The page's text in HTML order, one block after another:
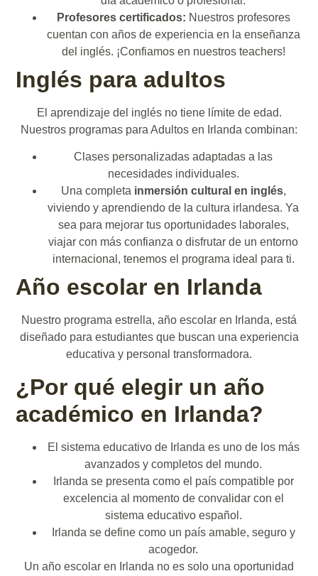
Profesores certificados: Nuestros profesores
cuentan con años de experiencia en la enseñanza
del inglés. ¡Confiamos en nuestros teachers!
Inglés para adultos
El aprendizaje del inglés no tiene límite de edad.
Nuestros programas para Adultos en Irlanda combinan:
Clases personalizadas adaptadas a las
necesidades individuales.
Una completa inmersión cultural en inglés,
viviendo y aprendiendo de la cultura irlandesa. Ya
sea para mejorar tus oportunidades laborales,
viajar con más confianza o disfrutar de un entorno
internacional, tenemos el programa ideal para ti.
Año escolar en Irlanda
Nuestro programa estrella, año escolar en Irlanda, está
diseñado para estudiantes que buscan una experiencia
educativa y personal transformadora.
¿Por qué elegir un año
académico en Irlanda?
El sistema educativo de Irlanda es uno de los más
avanzados y completos del mundo.
Irlanda se presenta como el país compatible por
excelencia al momento de convalidar con el
sistema educativo español.
Irlanda se define como un país amable, seguro y
acogedor.
Un año escolar en Irlanda no es solo una oportunidad